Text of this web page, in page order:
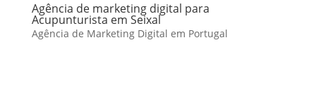
Agência de marketing digital para
Acupunturista em Seixal
Agência de Marketing Digital em Portugal